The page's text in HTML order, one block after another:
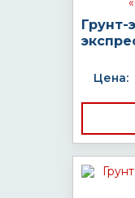
Грунт-
Цена: